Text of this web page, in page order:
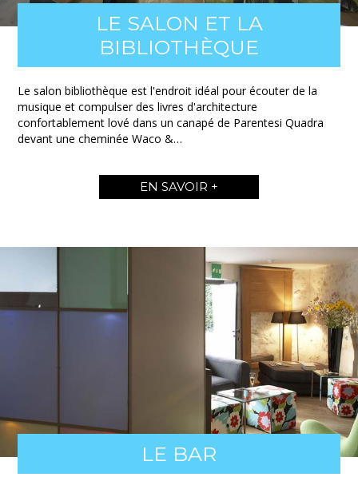
LE SALON ET LA
BIBLIOTHÈQUE
Le salon bibliothèque est l'endroit idéal pour écouter de la
musique et compulser des livres d'architecture
confortablement lové dans un canapé de Parentesi Quadra
devant une cheminée Waco &…
EN SAVOIR +
LE BAR